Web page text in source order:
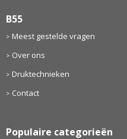
B55
Meest gestelde vragen
Over ons
Druktechnieken
Contact
Populaire categorieën